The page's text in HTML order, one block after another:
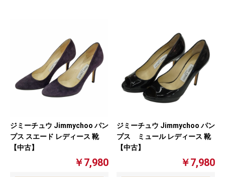
ジミーチュウ Jimmychoo パン
プス スエード レディース 靴
【中古】
￥7,980
ジミーチュウ Jimmychoo パン
プス ミュール レディース 靴
【中古】
￥7,980